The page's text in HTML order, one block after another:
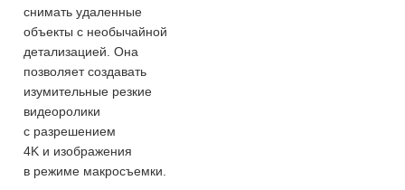
снимать удаленные
объекты с необычайной
детализацией. Она
позволяет создавать
изумительные резкие
видеоролики
с разрешением
4K и изображения
в режиме макросъемки.